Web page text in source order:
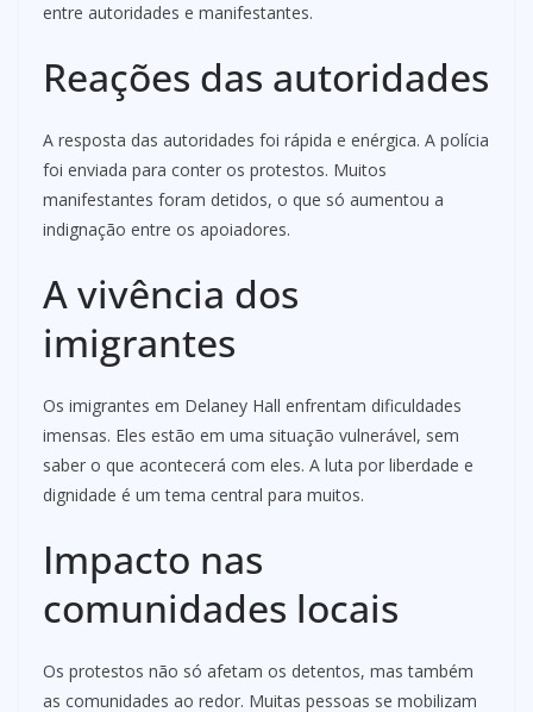
entre autoridades e manifestantes.
Reações das autoridades
A resposta das autoridades foi rápida e enérgica. A polícia
foi enviada para conter os protestos. Muitos
manifestantes foram detidos, o que só aumentou a
indignação entre os apoiadores.
A vivência dos
imigrantes
Os imigrantes em Delaney Hall enfrentam dificuldades
imensas. Eles estão em uma situação vulnerável, sem
saber o que acontecerá com eles. A luta por liberdade e
dignidade é um tema central para muitos.
Impacto nas
comunidades locais
Os protestos não só afetam os detentos, mas também
as comunidades ao redor. Muitas pessoas se mobilizam